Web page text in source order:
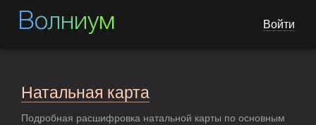
Волниум Войти
Натальная карта
Подробная расшифровка натальной карты по основным